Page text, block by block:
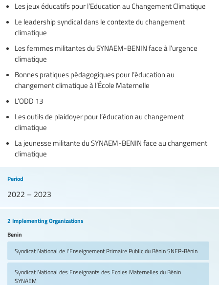
Les jeux éducatifs pour l’Education au Changement Climatique
Le leadership syndical dans le contexte du changement
climatique
Les femmes militantes du SYNAEM-BENIN face à l’urgence
climatique
Bonnes pratiques pédagogiques pour l’éducation au
changement climatique à l’École Maternelle
L’ODD 13
Les outils de plaidoyer pour l’éducation au changement
climatique
La jeunesse militante du SYNAEM-BENIN face au changement
climatique
Period
2022 – 2023
2 Implementing Organizations
Benin
Syndicat National de l'Enseignement Primaire Public du BéninSNEP-Bénin
Syndicat National des Enseignants des Ecoles Maternelles du Bénin
SYNAEM